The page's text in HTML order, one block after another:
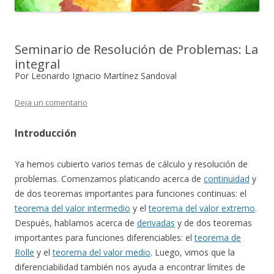
Seminario de Resolución de Problemas: La
integral
Por Leonardo Ignacio Martínez Sandoval
Deja un comentario
Introducción
Ya hemos cubierto varios temas de cálculo y resolución de
problemas. Comenzamos platicando acerca de continuidad y
de dos teoremas importantes para funciones continuas: el
teorema del valor intermedio y elteorema del valor extremo.
Después, hablamos acerca de derivadas y de dos teoremas
importantes para funciones diferenciables: elteorema de
Rolle y elteorema del valor medio. Luego, vimos que la
diferenciabilidad también nos ayuda a encontrar límites de